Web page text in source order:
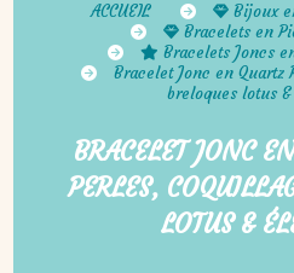
ACCUEIL
Bijoux
Bracelets en
Bracelets Joncs
Bracelet Jonc en Quartz
breloques lotus
BRACELET JONC
PERLES,
LOTUS &